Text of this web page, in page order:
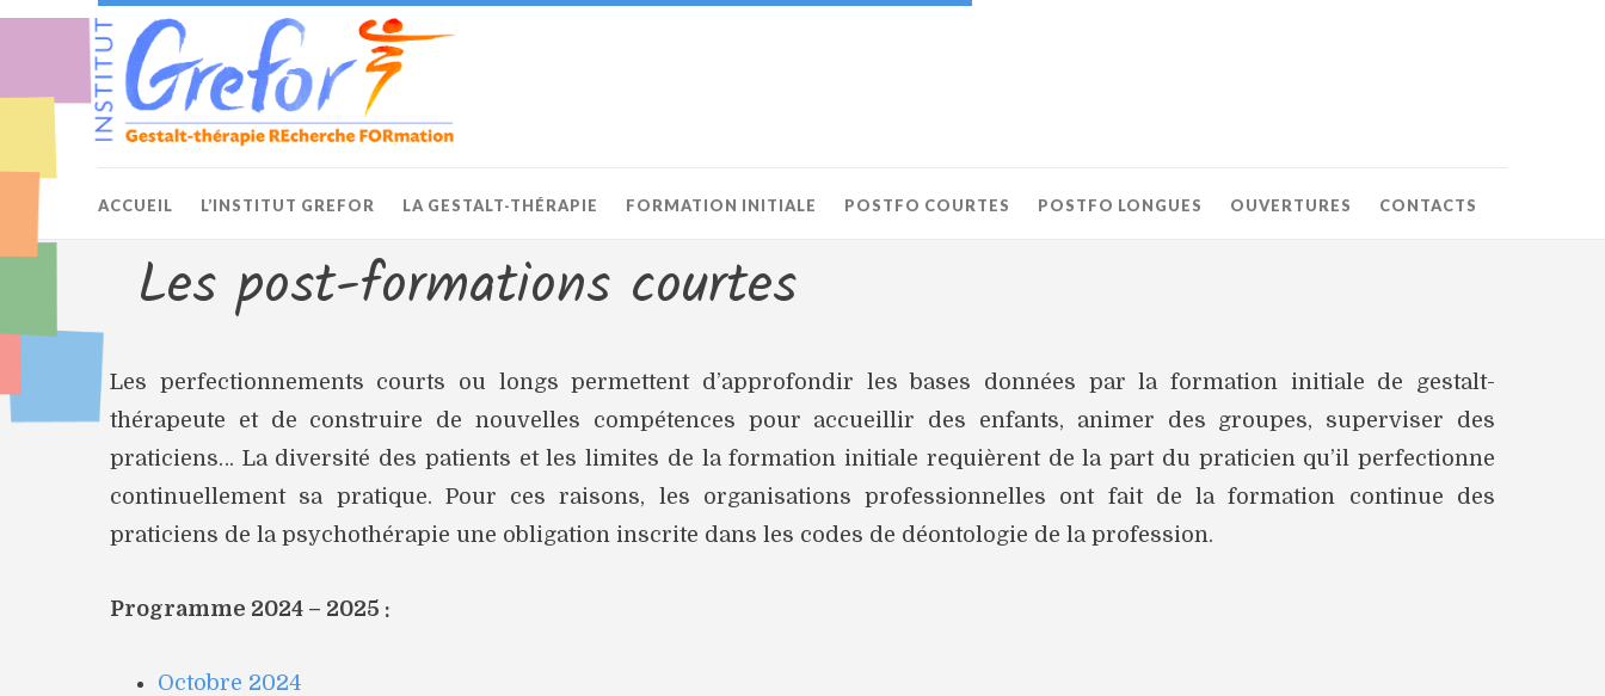
ACCUEIL L’INSTITUT GREFOR LA GESTALT-THÉRAPIE FORMATION INITIALE POSTFO COURTES POSTFO LONGUES OUVERTURES CONTACTS
Les post-formations courtes
Les perfectionnements courts ou longs permettent d’approfondir les bases données par la formation initiale de gestalt-
thérapeute et de construire de nouvelles compétences pour accueillir des enfants, animer des groupes, superviser des
praticiens… La diversité des patients et les limites de la formation initiale requièrent de la part du praticien qu’il perfectionne
continuellement sa pratique. Pour ces raisons, les organisations professionnelles ont fait de la formation continue des
praticiens de la psychothérapie une obligation inscrite dans les codes de déontologie de la profession.
Programme 2024 – 2025 :
Octobre 2024